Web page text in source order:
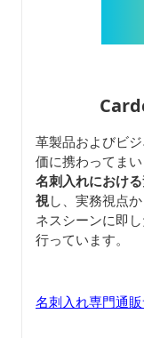
革製品およびビ
価に携わってまい
名刺入れにおけ
視し、実務視点
ネスシーンに即
行っています。
名刺入れ専門通